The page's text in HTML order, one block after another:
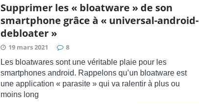
Supprimer les « bloatware » de son
smartphone grâce à « universal-android-
debloater »
19 mars 2021 8
Les bloatwares sont une véritable plaie pour les
smartphones android. Rappelons qu’un bloatware est
une application « parasite » qui va ralentir à plus ou
moins long